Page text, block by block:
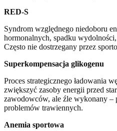
RED-S
Syndrom względnego niedoboru
hormonalnych, spadku
Często nie dostrzegany przez
Superkompensacja glikogenu
Proces strategicznego ładowania
zwiększyć zasoby energii przed
zawodowców, ale źle wykonany –
problemów trawiennych.
Anemia sportowa